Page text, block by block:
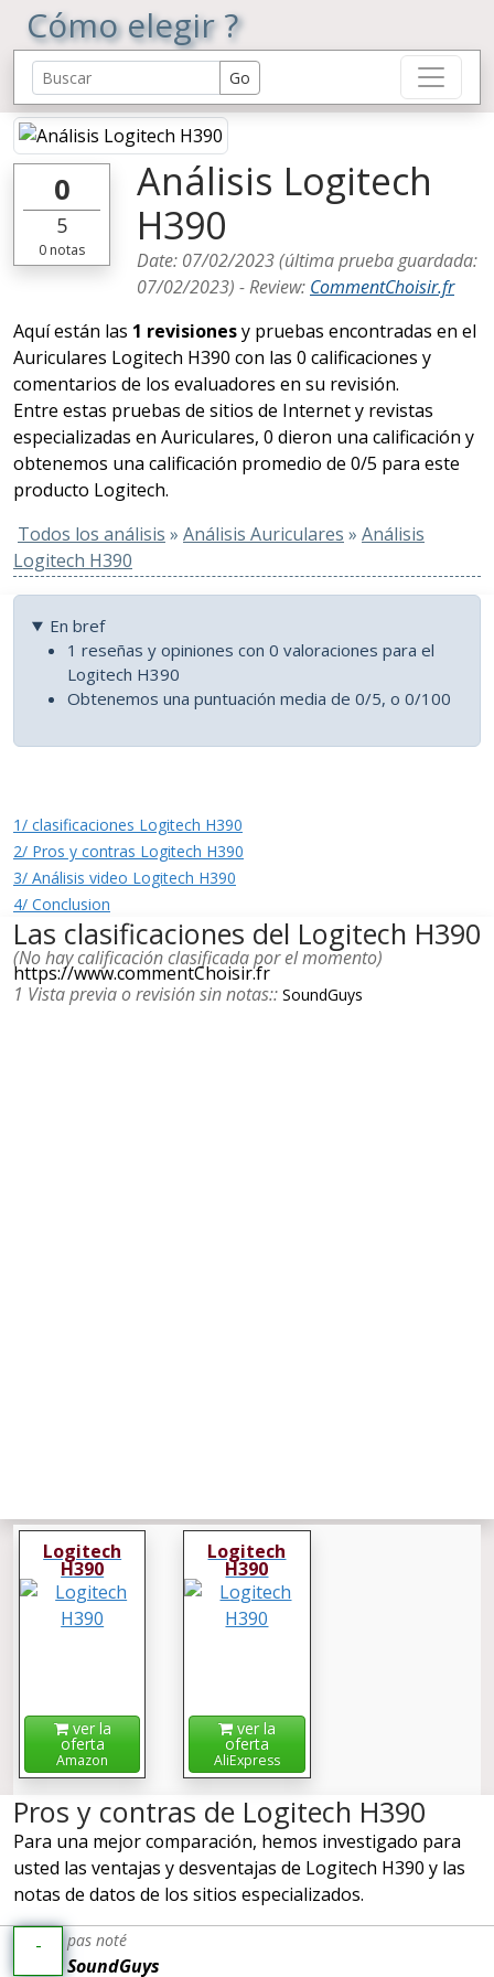
Cómo elegir ?
0
5
0 notas
Análisis Logitech
H390
Date: 07/02/2023(última prueba guardada:
07/02/2023) -Review: CommentChoisir.fr
Aquí están las 1 revisionesy pruebas encontradas en el
Auriculares Logitech H390 con las 0 calificaciones y
comentarios de los evaluadores en su revisión.
Entre estas pruebas de sitios de Internet y revistas
especializadas en Auriculares, 0 dieron una calificación y
obtenemos una calificación promedio de 0/5 para este
producto Logitech.
Todos los análisis » Análisis Auriculares » Análisis
Logitech H390
En bref
1 reseñas y opiniones con 0 valoraciones para el
Logitech H390
Obtenemos una puntuación media de 0/5, o 0/100
1/ clasificaciones Logitech H390
2/ Pros y contras Logitech H390
3/ Análisis video Logitech H390
4/ Conclusion
Las clasificaciones del Logitech H390
(No hay calificación clasificada por el momento)
https://www.commentChoisir.fr
1 Vista previa o revisión sin notas:: SoundGuys
Logitech
H390
ver la
oferta
Amazon
Logitech
H390
ver la
oferta
AliExpress
Pros y contras de Logitech H390
Para una mejor comparación, hemos investigado para
usted las ventajas y desventajas de Logitech H390 y las
notas de datos de los sitios especializados.
- pas noté
SoundGuys